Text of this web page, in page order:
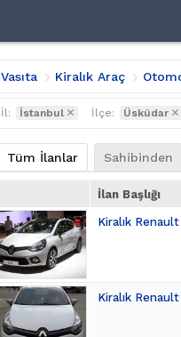
Vasıta Kiralık Araç
İl: İstanbul İlçe: Üsküdar
Tüm İlanlar Sahibinden
İlan Başlığı
Kiralık
Kiralık